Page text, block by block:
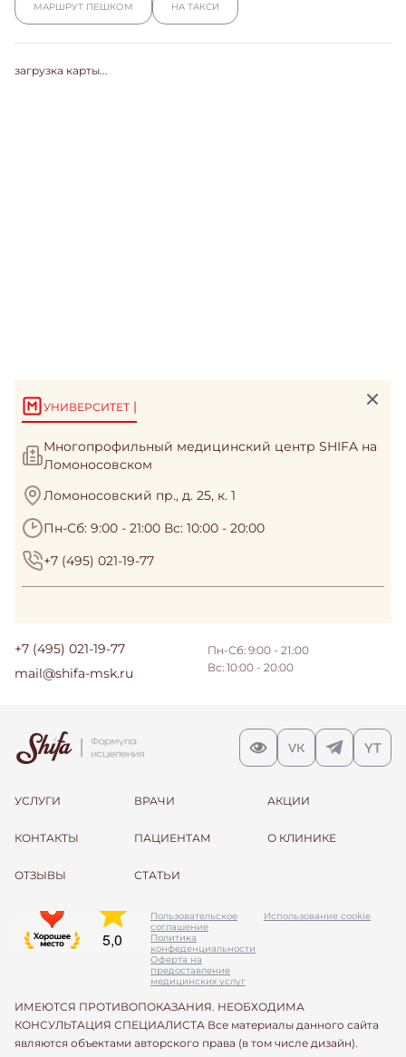
МАРШРУТ ПЕШКОМ НА ТАКСИ
загрузка карты...
УНИВЕРСИТЕТ |
Многопрофильный медицинский центр SHIFA на
Ломоносовском
Ломоносовский пр., д. 25, к. 1
Пн-Сб: 9:00 - 21:00 Вс: 10:00 - 20:00
+7 (495) 021-19-77
+7 (495) 021-19-77
mail@shifa-msk.ru
Пн-Сб: 9:00 - 21.:00
Вс: 10:00 - 20:00
УСЛУГИ ВРАЧИ АКЦИИ
КОНТАКТЫ ПАЦИЕНТАМ О КЛИНИКЕ
ОТЗЫВЫ СТАТЬИ
Пользовательское
соглашение
Политика
конфеденциальности
Оферта на
предоставление
медицинских услуг
Использование cookie
ИМЕЮТСЯ ПРОТИВОПОКАЗАНИЯ. НЕОБХОДИМА
КОНСУЛЬТАЦИЯ СПЕЦИАЛИСТА Все материалы данного сайта
являются объектами авторского права (в том числе дизайн).